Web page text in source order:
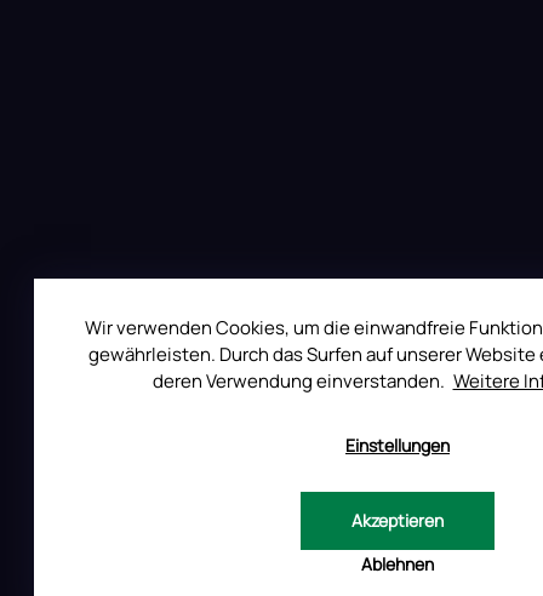
Wir verwenden Cookies, um die einwandfreie
gewährleisten. Durch das Surfen auf unserer Website
deren Verwendung einverstanden. Weitere
Einstellungen
Ablehnen
Akzeptieren
All Day Digital s.r.o.
Pod Strani 751, 760 01 Zlín